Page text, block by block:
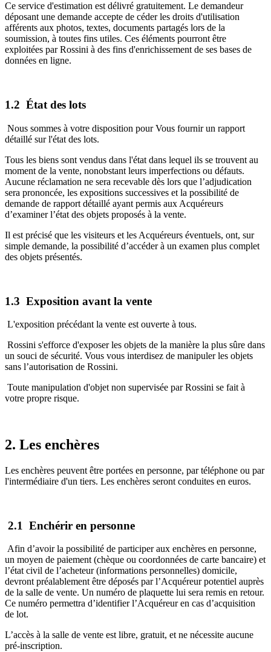
Ce service d'estimation est délivré gratuitement. Le demandeur
déposant une demande accepte de céder les droits d'utilisation
afférents aux photos, textes, documents partagés lors de la
soumission, à toutes fins utiles. Ces éléments pourront être
exploitées par Rossini à des fins d'enrichissement de ses bases de
données en ligne.
1.2 État des lots
Nous sommes à votre disposition pour Vous fournir un rapport
détaillé sur l'état des lots.
Tous les biens sont vendus dans l'état dans lequel ils se trouvent au
moment de la vente, nonobstant leurs imperfections ou défauts.
Aucune réclamation ne sera recevable dès lors que l’adjudication
sera prononcée, les expositions successives et la possibilité de
demande de rapport détaillé ayant permis aux Acquéreurs
d’examiner l’état des objets proposés à la vente.
Il est précisé que les visiteurs et les Acquéreurs éventuels, ont, sur
simple demande, la possibilité d’accéder à un examen plus complet
des objets présentés.
1.3 Exposition avant la vente
L'exposition précédant la vente est ouverte à tous.
Rossini s'efforce d'exposer les objets de la manière la plus sûre dans
un souci de sécurité. Vous vous interdisez de manipuler les objets
sans l’autorisation de Rossini.
Toute manipulation d'objet non supervisée par Rossini se fait à
votre propre risque.
2. Les enchères
Les enchères peuvent être portées en personne, par téléphone ou par
l'intermédiaire d'un tiers. Les enchères seront conduites en euros.
2.1 Enchérir en personne
Afin d’avoir la possibilité de participer aux enchères en personne,
un moyen de paiement (chèque ou coordonnées de carte bancaire) et
l’état civil de l’acheteur (informations personnelles) domicile,
devront préalablement être déposés par l’Acquéreur potentiel auprès
de la salle de vente. Un numéro de plaquette lui sera remis en retour.
Ce numéro permettra d’identifier l’Acquéreur en cas d’acquisition
de lot.
L’accès à la salle de vente est libre, gratuit, et ne nécessite aucune
pré-inscription.